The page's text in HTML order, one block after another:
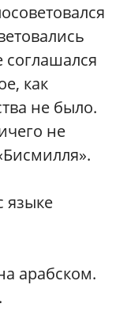
соглашался
как
не было.
не
языке
арабском.